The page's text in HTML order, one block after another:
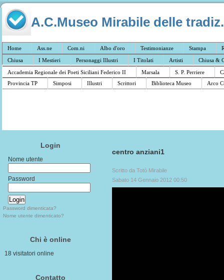
A.C.Museo Mirabile delle
Home Ass.ne Com.ni Albo d'oro Testimonianze Stampa
Chiusa
I Mestieri Personaggi Illustri I Titolati Artisti
Chiusa &
Accademia Regionale dei Poeti Siciliani Federico II
Marsala S. P. Perriere
Provincia TP
Simposi Illustri Scrittori Biblioteca Museo Arco
Login
Nome utente
Password
Password dimenticata?
Nome utente dimenticato?
Chi è online
18 visitatori online
Contatto
centro anziani1
Scritto da Totò Mirabile
Sabato 14 Gennaio 2012 00:50